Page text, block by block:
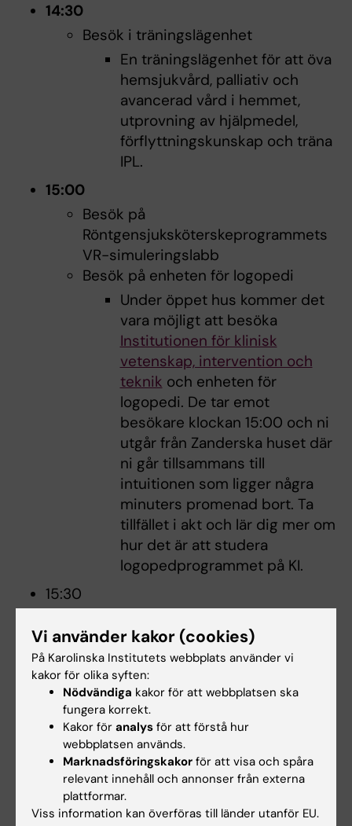
14:30
Besök i träningslägenhet
En träningslägenhet för att öva
hemsjukvård, palliativ och
avancerad vård i hemmet,
utprovning av hjälpmedel,
förflyttningskunskap och träna
IPL.
15:00
Besök på
Röntgensjuksköterskeprogrammets
VR-simuleringslabb
Besök på enheten för logopedi
Under öppet hus kommer det
vara möjligt att besöka
Institutionen för klinisk
vetenskap, intervention och
teknik och enheten för
logopedi. De tar emot
besökare klockan 15:00 och ni
utgår från Zanderska huset där
ni går tillsammans till
intuitionen som ligger några
minuters promenad bort. Ta
tillfället i akt och lär dig mer om
hur det är att studera
logopedprogrammet på KI.
15:30
Audionomprogrammet bjuder
in till deras kurslaboratorier
under öppet hus,
laboratorierna används för
undervisning i audiometri. Du
får bland annat höra om hur
studenterna utbildas i
hörselmätningar,
hjärnstamsaudiometri och
Vi använder kakor (cookies)
På Karolinska Institutets webbplats använder vi
kakor för olika syften:
Nödvändiga kakor för att webbplatsen ska
fungera korrekt.
Kakor för analys för att förstå hur
webbplatsen används.
Marknadsföringskakor för att visa och spåra
relevant innehåll och annonser från externa
plattformar.
Viss information kan överföras till länder utanför EU.